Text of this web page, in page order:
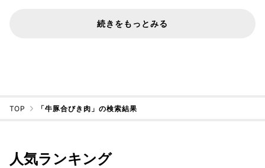
続きをもっとみる
TOP 「牛豚合びき肉」の検索結果
人気ランキング